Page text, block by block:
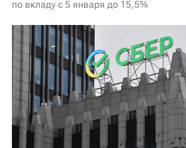
по вкладу с 5 января до 15,5%